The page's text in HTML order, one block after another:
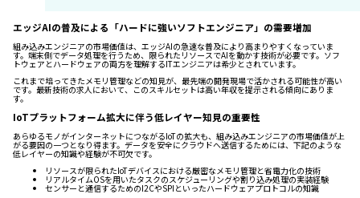
エッジAIの普及による「ハードに強いソフトエンジニア」の需要増加
組み込みエンジニアの市場価値は、エッジAIの急速な普及により高まりやすくなっていま
す。端末側でデータ処理を行うため、限られたリソースでAIを動かす技術が必要です。ソフ
トウェアとハードウェアの両方を理解するITエンジニアは希少とされています。
これまで培ってきたメモリ管理などの知見が、最先端の開発現場で活かされる可能性が高い
です。最新技術の求人において、このスキルセットは高い年収を提示される傾向にありま
す。
IoTプラットフォーム拡大に伴う低レイヤー知見の重要性
あらゆるモノがインターネットにつながるIoTの拡大も、組み込みエンジニアの市場価値が上
がる要因の一つとなり得ます。データを安全にクラウドへ送信するためには、下記のような
低レイヤーの知識や経験が不可欠です。
リソースが限られたIoTデバイスにおける厳密なメモリ管理と省電力化の技術
リアルタイムOSを用いたタスクのスケジューリングや割り込み処理の実装経験
センサーと通信するためのI2CやSPIといったハードウェアプロトコルの知識